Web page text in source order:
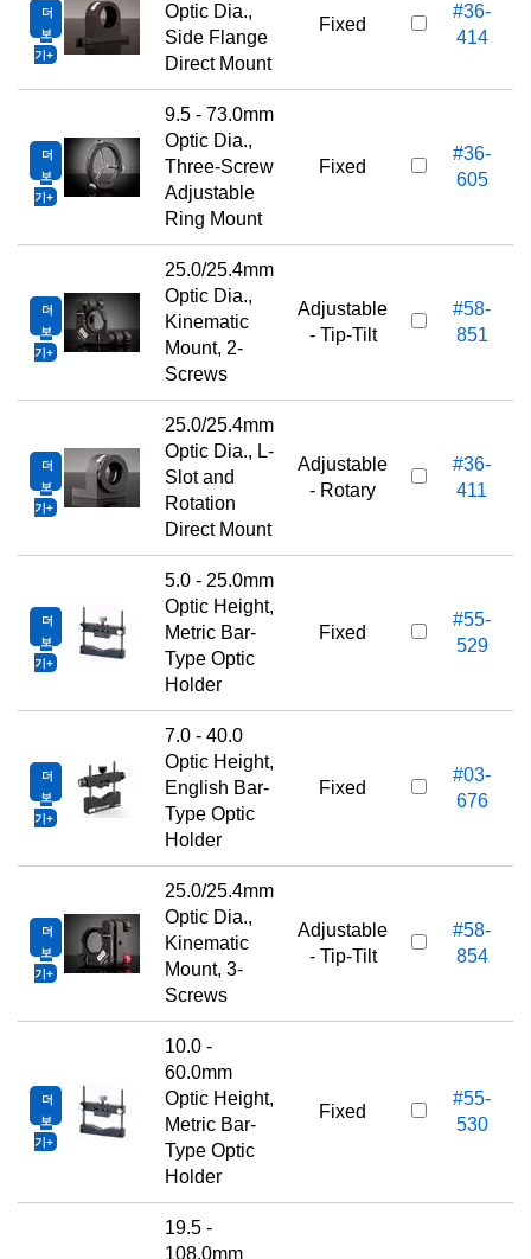
더
보
기
Optic Dia.,
Side Flange
Direct Mount
Fixed
#36-
414
더
보
기
9.5 - 73.0mm
Optic Dia.,
Three-Screw
Adjustable
Ring Mount
Fixed
#36-
605
더
보
기
25.0/25.4mm
Optic Dia.,
Kinematic
Mount, 2-
Screws
Adjustable
- Tip-Tilt
#58-
851
더
보
기
25.0/25.4mm
Optic Dia., L-
Slot and
Rotation
Direct Mount
Adjustable
- Rotary
#36-
411
더
보
기
5.0 - 25.0mm
Optic Height,
Metric Bar-
Type Optic
Holder
Fixed
#55-
529
더
보
기
7.0 - 40.0
Optic Height,
English Bar-
Type Optic
Holder
Fixed
#03-
676
더
보
기
25.0/25.4mm
Optic Dia.,
Kinematic
Mount, 3-
Screws
Adjustable
- Tip-Tilt
#58-
854
더
보
기
10.0 -
60.0mm
Optic Height,
Metric Bar-
Type Optic
Holder
Fixed
#55-
530
19.5 -
108.0mm